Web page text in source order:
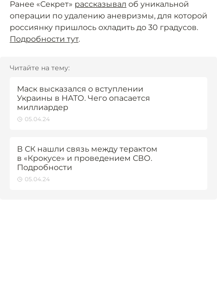
Ранее «Секрет» рассказывал об уникальной
операции по удалению аневризмы, для которой
россиянку пришлось охладить до 30 градусов.
Подробности тут.
Читайте на тему:
Маск высказался о вступлении
Украины в НАТО. Чего опасается
миллиардер
05.04.24
В СК нашли связь между терактом
в «Крокусе» и проведением СВО.
Подробности
05.04.24